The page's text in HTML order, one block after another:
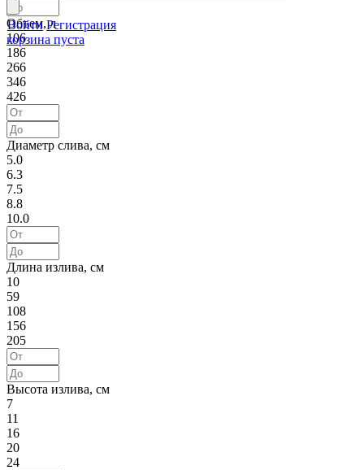
Войти Регистрация
корзина пуста
Объем, л
106
186
266
346
426
Диаметр слива, см
5.0
6.3
7.5
8.8
10.0
Длина излива, см
10
59
108
156
205
Высота излива, см
7
11
16
20
24